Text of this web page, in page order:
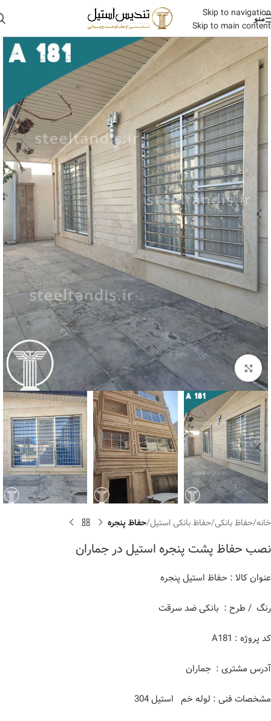
Skip to navigation
Skip to main content
منو
برای بزرگنمایی کلیک کنید
خانه حفاظ بانکی حفاظ بانکی استیل حفاظ پنجره
نصب حفاظ پشت پنجره استیل در جماران
عنوان کالا : حفاظ استیل پنجره
رنگ / طرح : بانکی ضد سرقت
کد پروژه : A181
آدرس مشتری : جماران
مشخصات فنی : لوله خم استیل 304